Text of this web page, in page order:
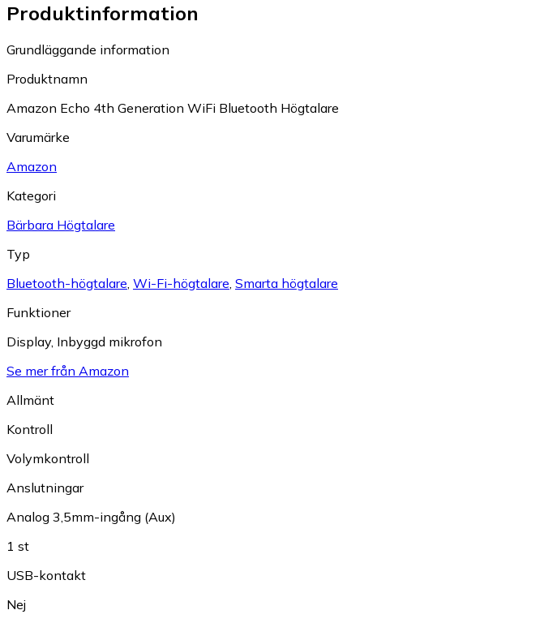
Produktinformation
Grundläggande information
Produktnamn
Amazon Echo 4th Generation WiFi Bluetooth Högtalare
Varumärke
Amazon
Kategori
Bärbara Högtalare
Typ
Bluetooth-högtalare, Wi-Fi-högtalare, Smarta högtalare
Funktioner
Display, Inbyggd mikrofon
Se mer från Amazon
Allmänt
Kontroll
Volymkontroll
Anslutningar
Analog 3,5mm-ingång (Aux)
1 st
USB-kontakt
Nej